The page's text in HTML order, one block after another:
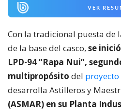
VER
Con la tradicional puesta de
de la base del casco, se
LPD-94 “Rapa Nui”,
multipropósito del proyecto
desarrolla Astilleros y
(ASMAR) en su Planta